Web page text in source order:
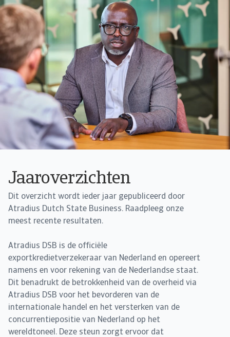
Jaaroverzichten
Dit overzicht wordt ieder jaar gepubliceerd door
Atradius Dutch State Business. Raadpleeg onze
meest recente resultaten.
Atradius DSB is de officiële
exportkredietverzekeraar van Nederland en opereert
namens en voor rekening van de Nederlandse staat.
Dit benadrukt de betrokkenheid van de overheid via
Atradius DSB voor het bevorderen van de
internationale handel en het versterken van de
concurrentiepositie van Nederland op het
wereldtoneel. Deze steun zorgt ervoor dat